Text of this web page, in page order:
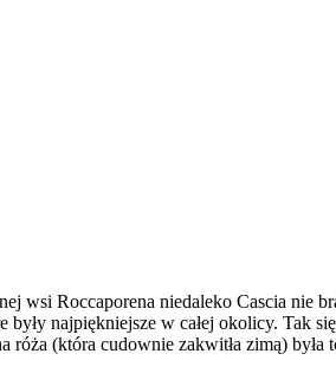
Roccaporena niedaleko Cascia nie
najpiękniejsze w całej okolicy. Tak
(która cudownie zakwitła zimą) była